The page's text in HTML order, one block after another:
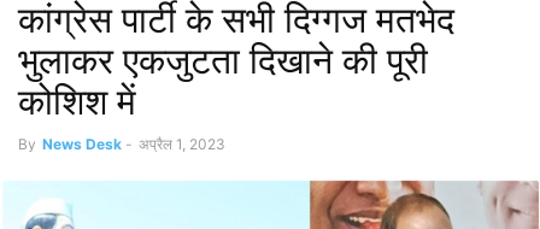
कांग्रेस पार्टी के सभी दिग्गज मतभेद
भुलाकर एकजुटता दिखाने की पूरी
कोशिश में
By News Desk - अप्रैल 1, 2023